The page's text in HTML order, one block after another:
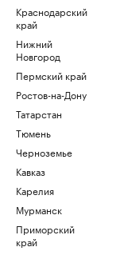
Краснодарский
край
Нижний
Новгород
Пермский край
Ростов-на-Дону
Татарстан
Тюмень
Черноземье
Кавказ
Карелия
Мурманск
Приморский
край